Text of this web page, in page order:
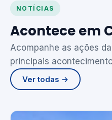
NOTÍCIAS
Acontece em
Acompanhe as ações
principais
Ver todas →